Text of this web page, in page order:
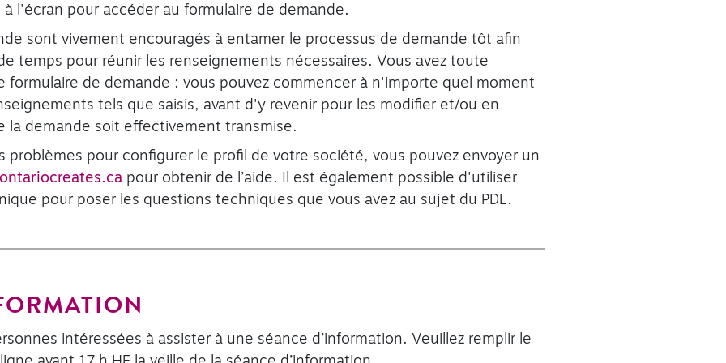
l'écran pour accéder au formulaire de demande.
sont vivement encouragés à entamer le processus de demande tôt afin
temps pour réunir les renseignements nécessaires. Vous avez toute
formulaire de demande : vous pouvez commencer à n'importe quel moment
tels que saisis, avant d'y revenir pour les modifier et/ou en
la demande soit effectivement transmise.
problèmes pour configurer le profil de votre société, vous pouvez envoyer un
pour obtenir de l’aide. Il est également possible d'utiliser
pour poser les questions techniques que vous avez au sujet du PDL.
intéressées à assister à une séance d’information. Veuillez remplir le